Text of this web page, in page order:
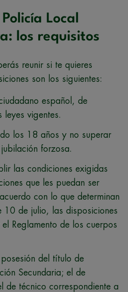
Local
los requisitos
reunir si te quieres
son los siguientes:
español, de
leyes vigentes.
los 18 años y no superar
forzosa.
las condiciones exigidas
que les puedan ser
con lo que determinan
de julio, las disposiciones
Reglamento de los cuerpos
del título de
Secundaria; el de
de técnico correspondiente a